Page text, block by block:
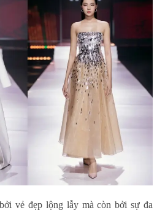
vẻ đẹp lộng lẫy mà còn bởi sự đa